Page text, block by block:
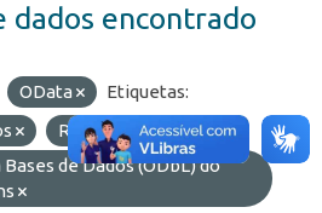
dados encontrado
OData
Etiquetas:
ROF
Licenças:
de Dados (ODbL) do